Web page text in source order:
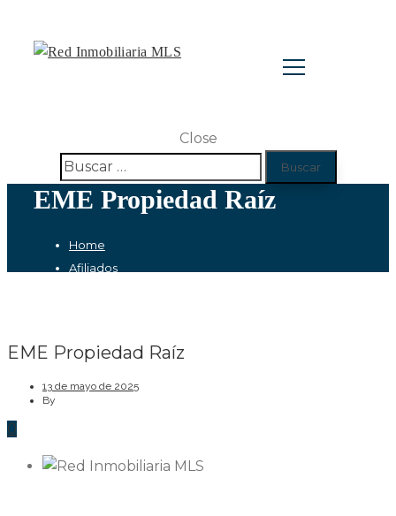
Close
Buscar:
EME Propiedad Raíz
Home
Afiliados
EME Propiedad Raíz
13 de mayo de 2025
By
0